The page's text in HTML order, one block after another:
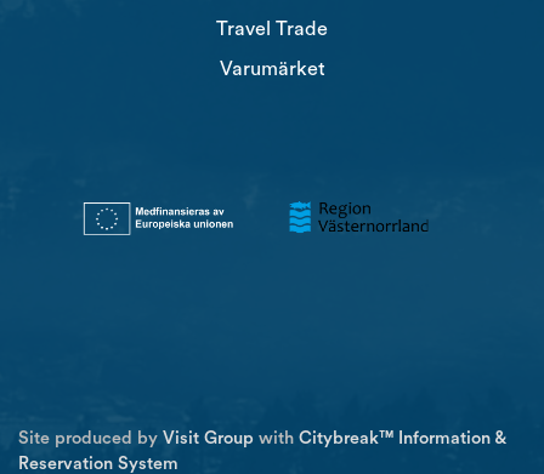
Travel Trade
Varumärket
Site produced by Visit Group with Citybreak™ Information &
Reservation System